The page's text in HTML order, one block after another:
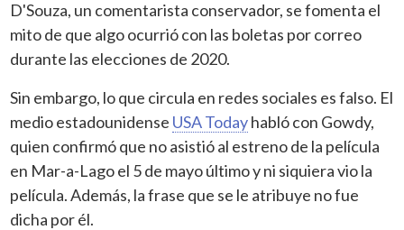
D'Souza, un comentarista conservador, se fomenta el
mito de que algo ocurrió con las boletas por correo
durante las elecciones de 2020.
Sin embargo, lo que circula en redes sociales es falso. El
medio estadounidense USA Todayhabló con Gowdy,
quien confirmó que no asistió al estreno de la película
en Mar-a-Lago el 5 de mayo último y ni siquiera vio la
película. Además, la frase que se le atribuye no fue
dicha por él.